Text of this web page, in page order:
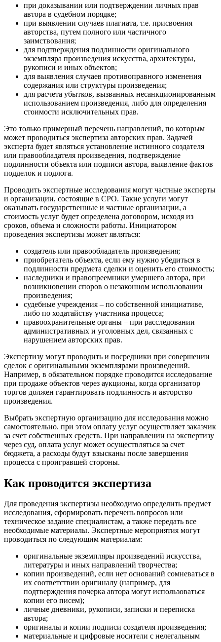
при доказывании или подтверждении личных прав
автора в судебном порядке;
при выявлении случаев плагиата, т.е. присвоения
авторства, путем полного или частичного
заимствования;
для подтверждения подлинности оригинального
экземпляра произведения искусства, архитектуры,
рукописи и иных объектов;
для выявления случаев противоправного изменения
содержания или структуры произведения;
для расчета убытков, вызванных несанкционированным
использованием произведения, либо для определения
стоимости исключительных прав.
Это только примерный перечень направлений, по которым
может проводиться экспертиза авторских прав. Задачей
эксперта будет являться установление истинного создателя
или правообладателя произведения, подтверждение
подлинности объекта или подписи автора, выявление фактов
подделок и подлога.
Проводить экспертные исследования могут частные эксперты
и организации, состоящие в СРО. Такие услуги могут
оказывать государственные и частные организации, а
стоимость услуг будет определена договором, исходя из
сроков, объема и сложности работы. Инициатором
проведения экспертизы может являться:
создатель или правообладатель произведения;
приобретатель объекта, если ему нужно убедиться в
подлинности предмета сделки и оценить его стоимость;
наследники и правопреемники умершего автора, при
возникновении споров о незаконном использовании
произведения;
судебные учреждения – по собственной инициативе,
либо по ходатайству участника процесса;
правоохранительные органы – при расследовании
административных и уголовных дел, связанных с
нарушением авторских прав.
Экспертизу могут проводить и посредники при совершении
сделок с оригинальными экземплярами произведений.
Например, в обязательном порядке проводится исследование
при продаже объектов через аукционы, когда организатор
торгов должен гарантировать подлинность и авторство
произведения.
Выбрать экспертную организацию для исследования можно
самостоятельно. при этом оплату услуг осуществляет заказчик
за счет собственных средств. При направлении на экспертизу
через суд, оплата услуг может осуществляться за счет
бюджета, а расходы будут взысканы после завершения
процесса с проигравшей стороны.
Как проводится экспертиза
Для проведения экспертизы необходимо определить предмет
исследования, сформировать перечень вопросов или
техническое задание специалистам, а также передать все
необходимые материалы. Экспертные мероприятия могут
проводиться по следующим материалам:
оригинальные экземпляры произведений искусства,
литературы и иных направлений творчества;
копии произведений, если нет оснований сомневаться в
их соответствии оригиналу (например, для
подтверждения почерка автора могут использоваться
копии его писем);
личные дневники, рукописи, записки и переписка
автора;
оригиналы и копии подписи создателя произведения;
материальные и цифровые носители с нелегальным